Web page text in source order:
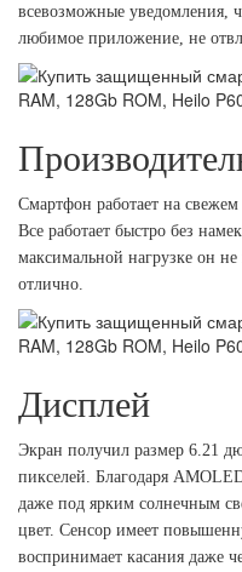
всевозможные уведомления,
любимое приложение, не
Смартфон работает на
Все работает быстро без
максимальной нагрузке он не
отлично.
Дисплей
Экран получил размер 6.21
пикселей. Благодаря
даже под ярким солнечным
цвет. Сенсор имеет
воспринимает касания даже